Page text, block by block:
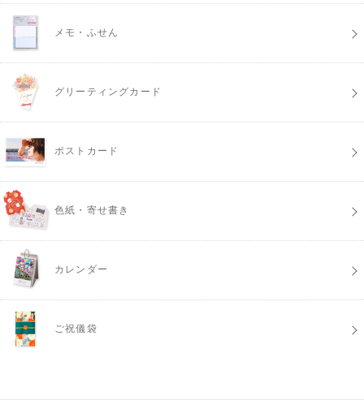
メモ・ふせん
グリーティングカード
ポストカード
色紙・寄せ書き
カレンダー
ご祝儀袋